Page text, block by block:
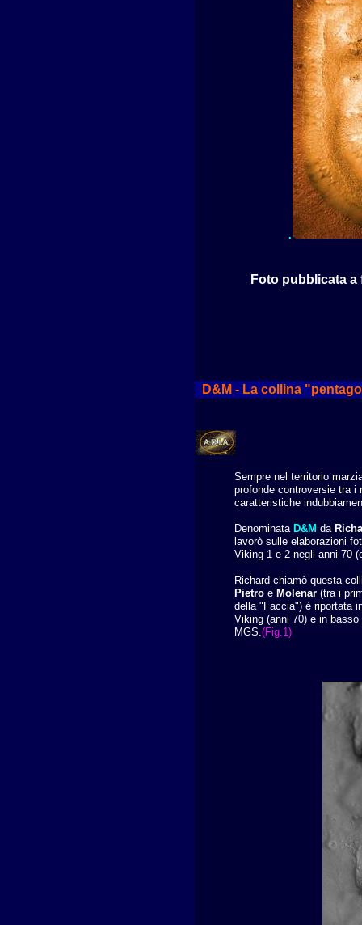
.
Foto pubblicata a
D&M - La collina
Sempre nel territorio
profonde controversie tra i
caratteristiche
Denominata D&M da
lavorò sulle elaborazioni
Viking 1 e 2 negli anni 70
Richard chiamò questa
Pietro e Molenar (tra i
della "Faccia") è riportata
Viking (anni 70) e in
MGS.(Fig.1)